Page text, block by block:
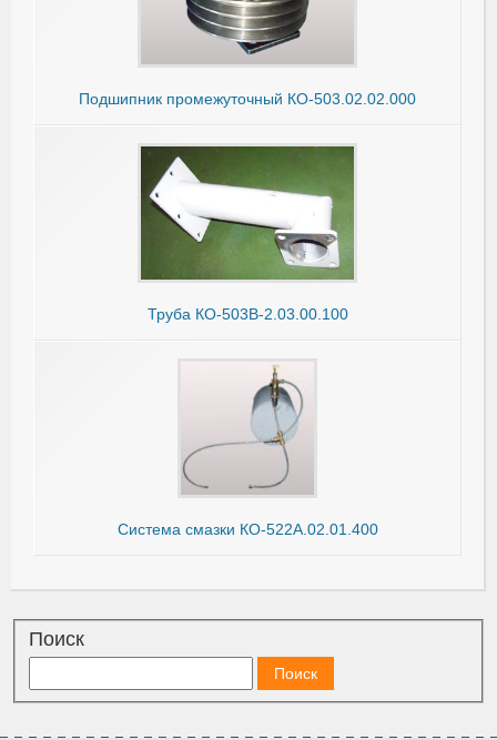
Подшипник промежуточный КО-503.02.02.000
Труба КО-503В-2.03.00.100
Система смазки КО-522А.02.01.400
Поиск